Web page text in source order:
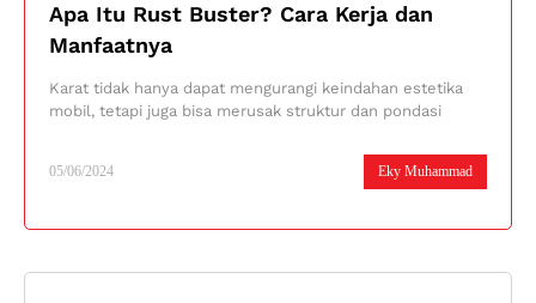
Apa Itu Rust Buster? Cara Kerja dan
Manfaatnya
Eky Muhammad
05/06/2024
Karat tidak hanya dapat mengurangi keindahan estetika
mobil, tetapi juga bisa merusak struktur dan pondasi